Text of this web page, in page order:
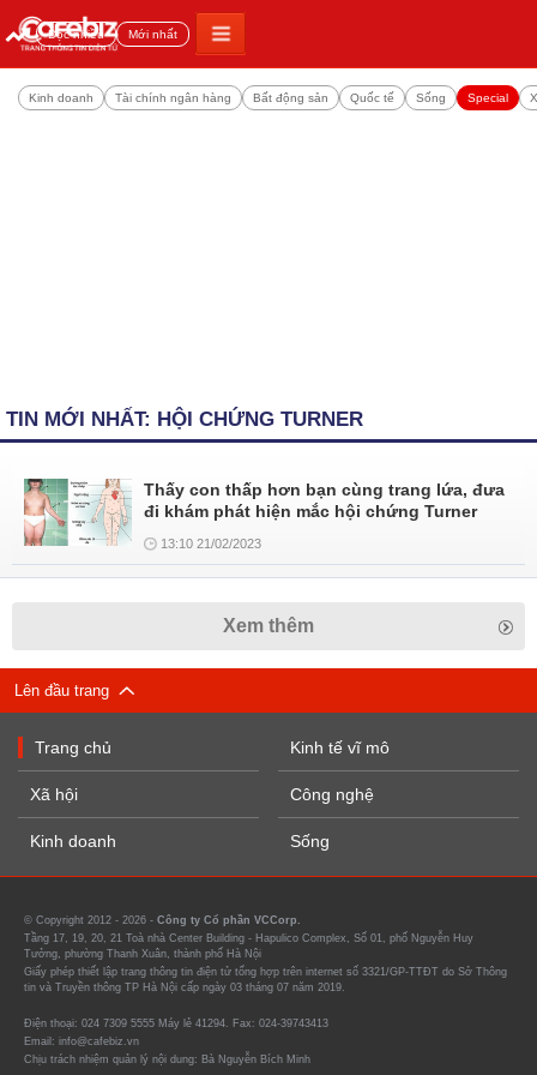
Đọc nhiều Mới nhất
Kinh doanh Tài chính ngân hàng Bất động sản Quốc tế Sống Special
TIN MỚI NHẤT: HỘI CHỨNG TURNER
Thấy con thấp hơn bạn cùng trang lứa, đưa
đi khám phát hiện mắc hội chứng Turner
13:10 21/02/2023
Xem thêm
Lên đầu trang
Trang chủ
Xã hội
Kinh doanh
Kinh tế vĩ mô
Công nghệ
Sống
© Copyright 2012 - 2026 - Công ty Cổ phần VCCorp.
Tầng 17, 19, 20, 21 Toà nhà Center Building - Hapulico Complex, Số 01, phố Nguyễn Huy
Tưởng, phường Thanh Xuân, thành phố Hà Nội
Giấy phép thiết lập trang thông tin điện tử tổng hợp trên internet số 3321/GP-TTĐT do Sở Thông
tin và Truyền thông TP Hà Nội cấp ngày 03 tháng 07 năm 2019.
Điện thoại: 024 7309 5555 Máy lẻ 41294. Fax: 024-39743413
Email: info@cafebiz.vn
Chịu trách nhiệm quản lý nội dung: Bà Nguyễn Bích Minh